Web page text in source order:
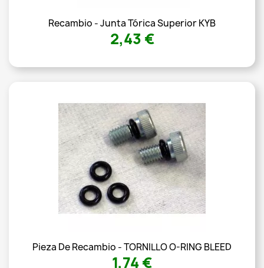
Recambio - Junta Tórica Superior KYB
2,43 €
Pieza De Recambio - TORNILLO O-RING BLEED
1,74 €